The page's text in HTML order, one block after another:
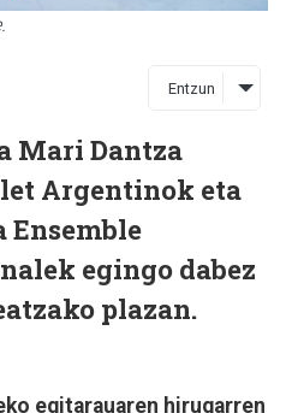
Entzun
Mari Dantza
Argentinok eta
Ensemble
egingo dabez
plazan.
egitarauaren hirugarren